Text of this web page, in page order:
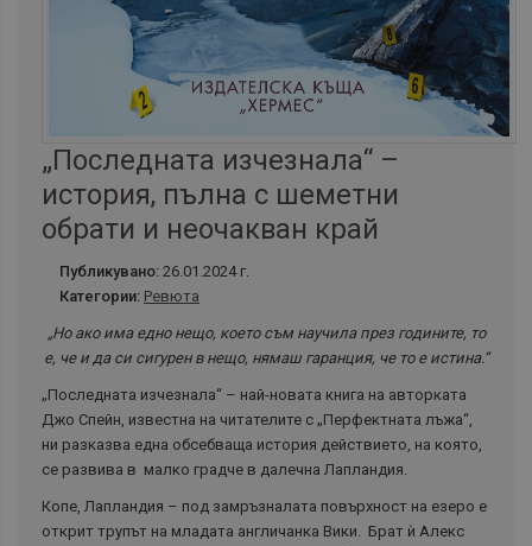
„Последната изчезнала“ –
история, пълна с шеметни
обрати и неочакван край
Публикувано: 26.01.2024 г.
Категории: Ревюта
„Но ако има едно нещо, което съм научила през годините, то
е, че и да си сигурен в нещо, нямаш гаранция, че то е истина.“
„Последната изчезнала“ – най-новата книга на авторката
Джо Спейн, известна на читателите с „Перфектната лъжа“,
ни разказва една обсебваща история действието, на която,
се развива в малко градче в далечна Лапландия.
Копе, Лапландия – под замръзналата повърхност на езеро е
открит трупът на младата англичанка Вики. Брат ѝ Алекс